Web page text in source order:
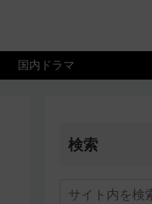
国内ドラマ
検索